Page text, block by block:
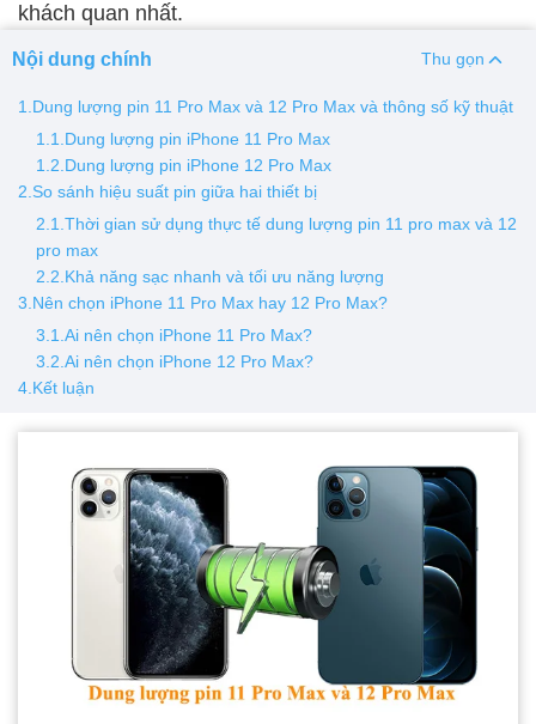
khách quan nhất.
Nội dung chính Thu gọn
1.Dung lượng pin 11 Pro Max và 12 Pro Max và thông số kỹ thuật
1.1.Dung lượng pin iPhone 11 Pro Max
1.2.Dung lượng pin iPhone 12 Pro Max
2.So sánh hiệu suất pin giữa hai thiết bị
2.1.Thời gian sử dụng thực tế dung lượng pin 11 pro max và 12
pro max
2.2.Khả năng sạc nhanh và tối ưu năng lượng
3.Nên chọn iPhone 11 Pro Max hay 12 Pro Max?
3.1.Ai nên chọn iPhone 11 Pro Max?
3.2.Ai nên chọn iPhone 12 Pro Max?
4.Kết luận